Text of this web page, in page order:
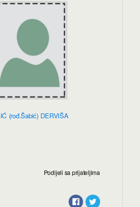
(rođ.Šabić) DERVIŠA
Podijeli sa prijateljima